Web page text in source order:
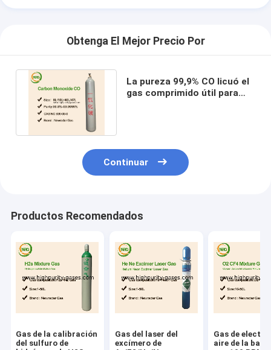
Obtenga El Mejor Precio Por
La pureza 99,9% CO licuó el
gas comprimido útil para
Continuar
Productos Recomendados
Gas de la calibración
del sulfuro de
Gas del laser del
excímero de
Gas de
aire de la